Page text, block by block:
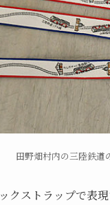
田野畑村内の三陸鉄道
クストラップで表